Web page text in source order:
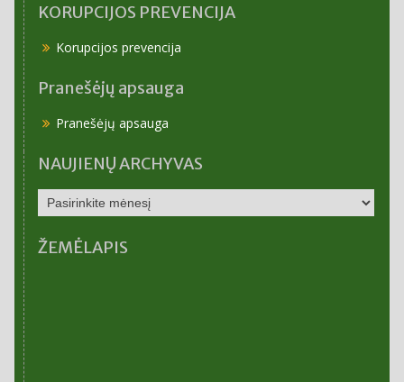
KORUPCIJOS PREVENCIJA
Korupcijos prevencija
Pranešėjų apsauga
Pranešėjų apsauga
NAUJIENŲ ARCHYVAS
NAUJIENŲ
ARCHYVAS
ŽEMĖLAPIS